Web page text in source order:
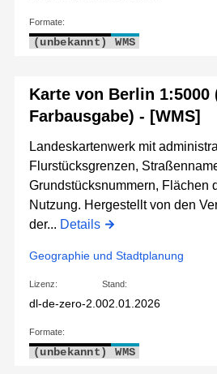
Formate:
(unbekannt) WMS
Karte von Berlin 1:5000
Farbausgabe) - [WMS]
Landeskartenwerk mit
Flurstücksgrenzen,
Grundstücksnummern, Flächen
Nutzung. Hergestellt von den
der... Details
Geographie und Stadtplanung
Lizenz:
dl-de-zero-2.0
Stand:
02.01.2026
Formate:
(unbekannt) WMS